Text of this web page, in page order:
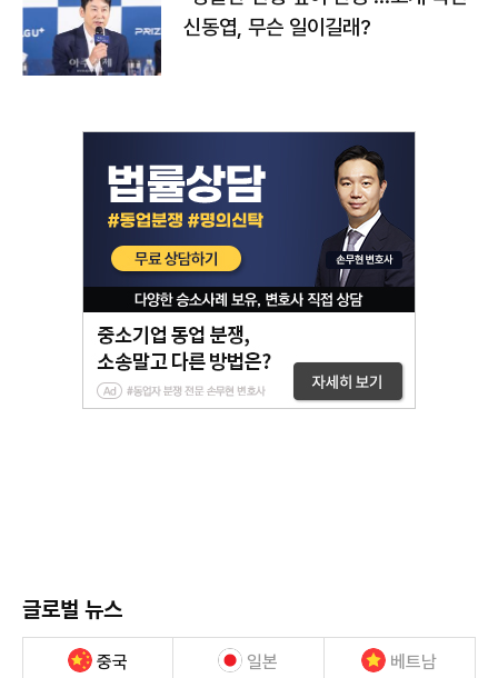
신동엽, 무슨 일이길래?
글로벌 뉴스
중국 일본 베트남